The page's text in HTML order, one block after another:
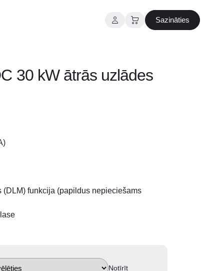
Sazināties
30 kW ātrās uzlādes
funkcija (papildus nepieciešams
Notīrīt